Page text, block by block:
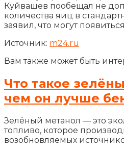
Куйвашев пообещал не
количества яиц в
заявил, что могут
Источник: m24.ru
Вам также может быть
Что такое
чем он лучше
Зелёный метанол — это
топливо, которое
возобновляемых